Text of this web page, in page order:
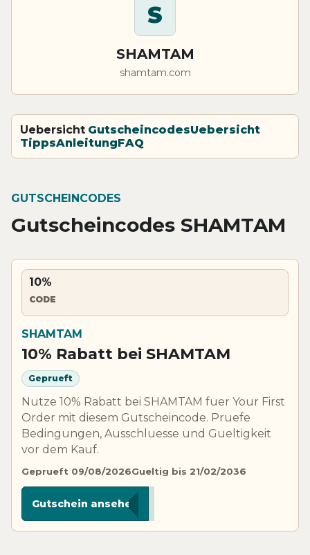
S
SHAMTAM
shamtam.com
Uebersicht GutscheincodesUebersicht
TippsAnleitungFAQ
GUTSCHEINCODES
Gutscheincodes SHAMTAM
10%
CODE
SHAMTAM
10% Rabatt bei SHAMTAM
Geprueft
Nutze 10% Rabatt bei SHAMTAM fuer Your First
Order mit diesem Gutscheincode. Pruefe
Bedingungen, Ausschluesse und Gueltigkeit
vor dem Kauf.
Geprueft 09/08/2026Gueltig bis 21/02/2036
******e10
Gutschein ansehen